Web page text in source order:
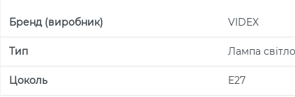
Бренд (виробник) VIDEX
Тип Лампа
Цоколь E27